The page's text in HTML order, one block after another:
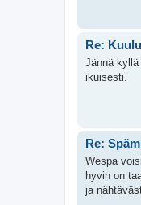
Re:
Jännä
ikuisesti.
Re:
Wespa
hyvin on
ja